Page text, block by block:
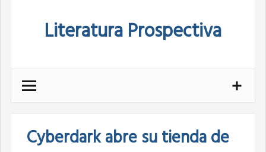
Literatura Prospectiva
Cyberdark abre su tienda de